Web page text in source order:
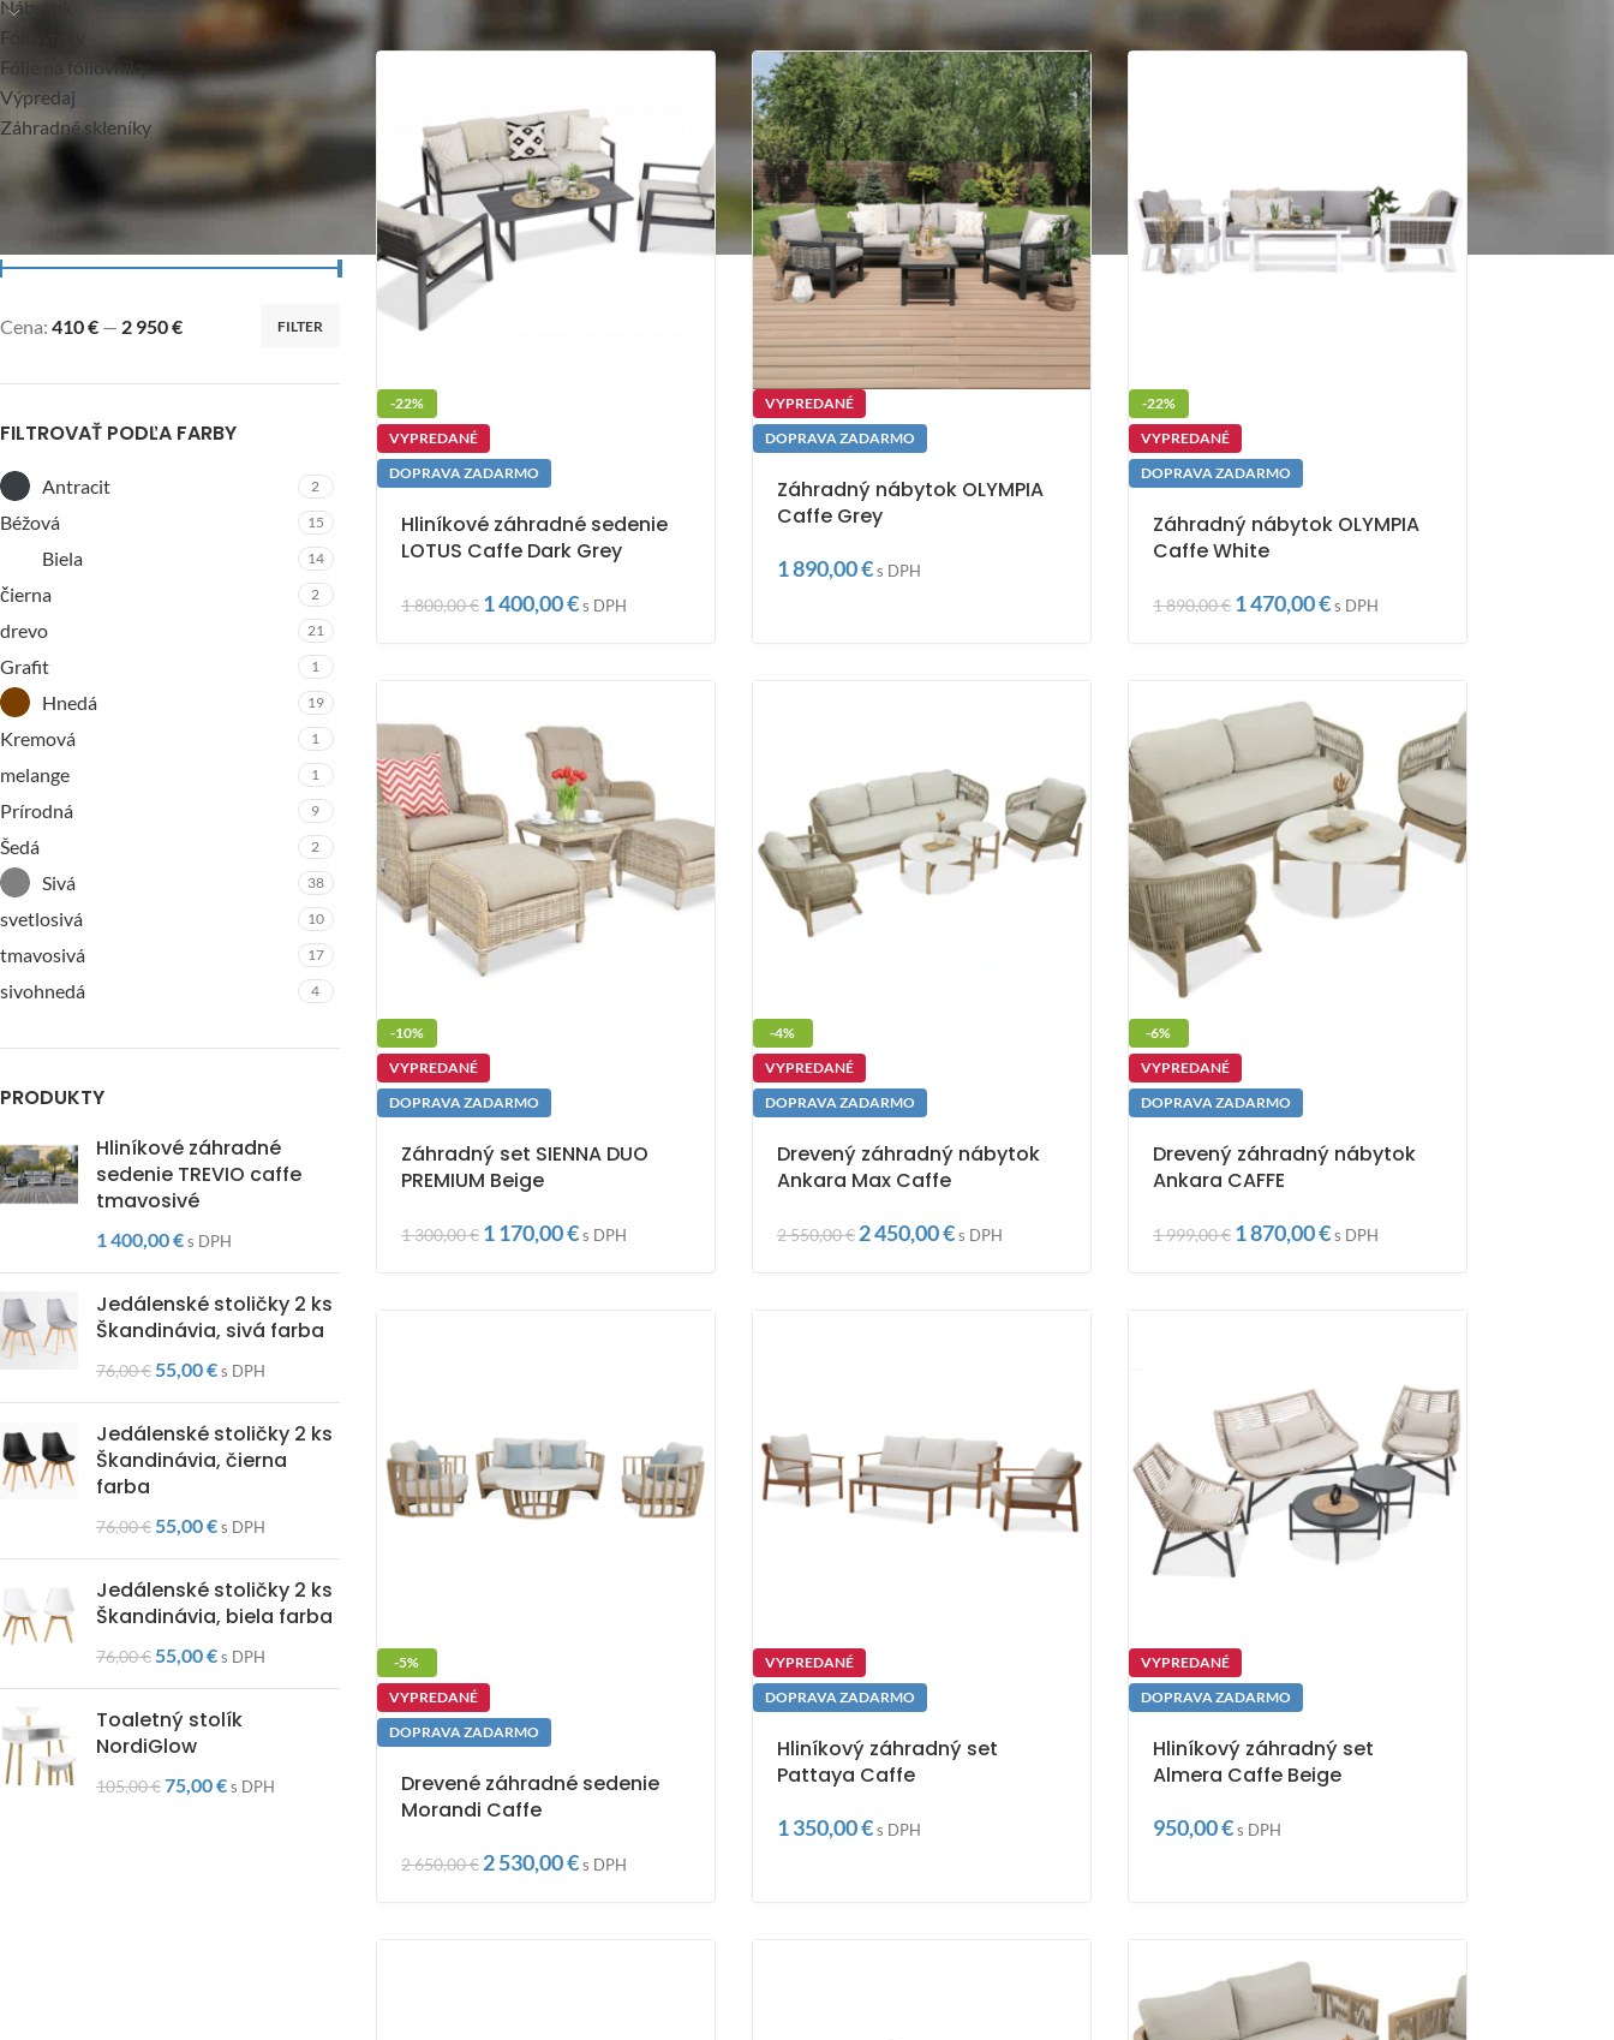
Nábytok
Fóliovníky
Fólie na fóliovníky
Výpredaj
Záhradné skleníky
FILTROVAŤ PODĽA CENY
FILTER
Cena: 410 € — 2 950 €
FILTROVAŤ PODĽA FARBY
Antracit 2
Béžová 15
Biela 14
čierna 2
drevo 21
Grafit 1
Hnedá 19
Kremová 1
melange 1
Prírodná 9
Šedá 2
Sivá 38
svetlosivá 10
tmavosivá 17
sivohnedá 4
PRODUKTY
Hliníkové záhradné
sedenie TREVIO caffe
tmavosivé
1 400,00€s DPH
Jedálenské stoličky 2 ks
Škandinávia, sivá farba
76,00€55,00€s DPH
Jedálenské stoličky 2 ks
Škandinávia, čierna
farba
76,00€55,00€s DPH
Jedálenské stoličky 2 ks
Škandinávia, biela farba
76,00€55,00€s DPH
Toaletný stolík
NordiGlow
105,00€75,00€s DPH
-22%
VYPREDANÉ
DOPRAVA ZADARMO
Hliníkové záhradné sedenie
LOTUS Caffe Dark Grey
1 800,00€ 1 400,00€s DPH
VYPREDANÉ
DOPRAVA ZADARMO
Záhradný nábytok OLYMPIA
Caffe Grey
1 890,00€s DPH
-22%
VYPREDANÉ
DOPRAVA ZADARMO
Záhradný nábytok OLYMPIA
Caffe White
1 890,00€ 1 470,00€s DPH
-10%
VYPREDANÉ
DOPRAVA ZADARMO
Záhradný set SIENNA DUO
PREMIUM Beige
1 300,00€ 1 170,00€s DPH
-4%
VYPREDANÉ
DOPRAVA ZADARMO
Drevený záhradný nábytok
Ankara Max Caffe
2 550,00€ 2 450,00€s DPH
-6%
VYPREDANÉ
DOPRAVA ZADARMO
Drevený záhradný nábytok
Ankara CAFFE
1 999,00€ 1 870,00€s DPH
-5%
VYPREDANÉ
DOPRAVA ZADARMO
Drevené záhradné sedenie
Morandi Caffe
2 650,00€ 2 530,00€s DPH
VYPREDANÉ
DOPRAVA ZADARMO
Hliníkový záhradný set
Pattaya Caffe
1 350,00€s DPH
VYPREDANÉ
DOPRAVA ZADARMO
Hliníkový záhradný set
Almera Caffe Beige
950,00€s DPH